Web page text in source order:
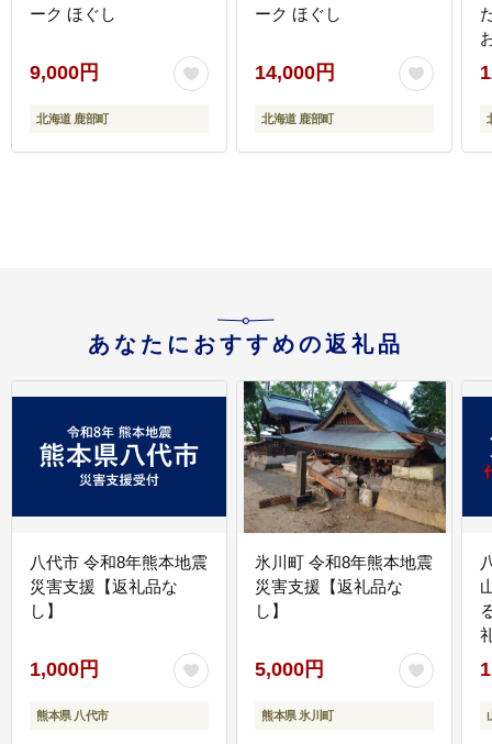
ーク ほぐし
9,000円
北海道 鹿部町
ーク ほぐし
14,000円
北海道 鹿部町
あなたにおすすめの返礼品
八代市 令和8年熊本地震
災害支援【返礼品な
し】
1,000円
熊本県 八代市
氷川町 令和8年熊本地震
災害支援【返礼品な
し】
5,000円
熊本県 氷川町